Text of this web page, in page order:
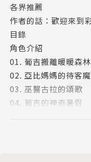
｛超級好朋友–亞比與
因為森林野火蔓延，
幸好有亞比與她爸媽
馨晚餐迎接他們的到
同學，說好一起要在
位麻吉似乎對於「時
｛偉大的雲怪獸｝
歌，谷民歡欣慶祝；
各界推薦
作者的話：歡迎來到
目錄
角色介紹
01. 葡吉搬離暖暖森林
02. 亞比媽媽的待客
03. 巫醫古拉的頌歌
04. 葡吉的神奇暑假